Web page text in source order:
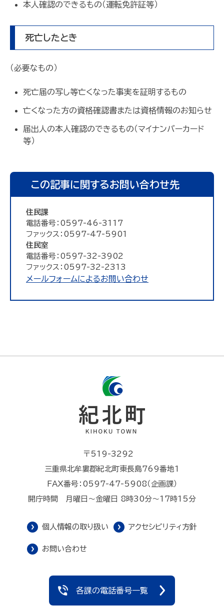
本人確認のできるもの（運転免許証等）
死亡したとき
（必要なもの）
死亡届の写し等亡くなった事実を証明するもの
亡くなった方の資格確認書または資格情報のお知らせ
届出人の本人確認のできるもの（マイナンバーカード
等）
この記事に関するお問い合わせ先
住民課
電話番号：0597-46-3117
ファックス：0597-47-5901
住民室
電話番号：0597-32-3902
ファックス：0597-32-2313
メールフォームによるお問い合わせ
〒519-3292
三重県北牟婁郡紀北町東長島769番地1
FAX番号：0597-47-5908（企画課）
開庁時間 月曜日～金曜日 8時30分～17時15分
個人情報の取り扱い アクセシビリティ方針
お問い合わせ
各課の電話番号一覧